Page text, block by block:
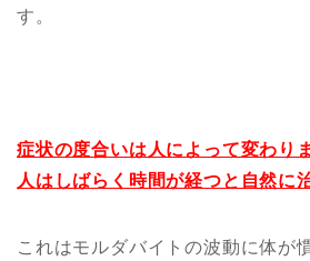
す。
症状の度合いは人によって変わり
人はしばらく時間が経つと自然に
これはモルダバイトの波動に体が